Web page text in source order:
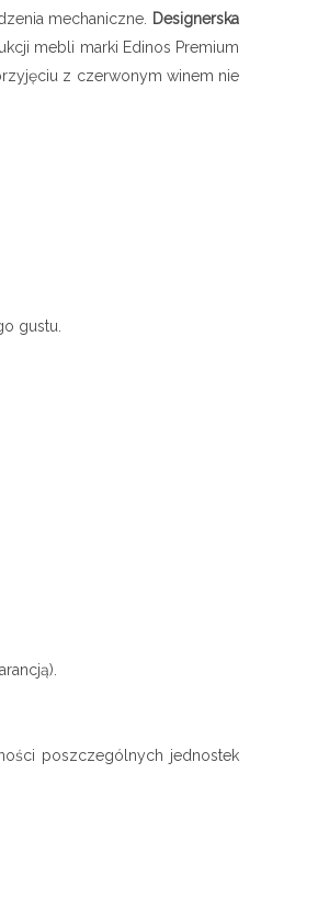
mechaniczne.
Designerska
mebli marki Edinos Premium
z czerwonym winem nie
gustu.
poszczególnych jednostek